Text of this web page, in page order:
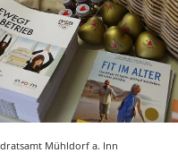
Mühldorf a. Inn